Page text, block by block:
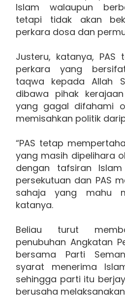
Islam walaupun
tetapi tidak akan
perkara dosa dan
Justeru, katanya, PAS
perkara yang
taqwa kepada Allah
dibawa pihak
yang gagal difahami
memisahkan politik
“PAS tetap
yang masih dipelihara
dengan tafsiran
persekutuan dan PAS
sahaja yang mahu
katanya.
Beliau turut
penubuhan Angkatan
bersama Parti
syarat menerima
sehingga parti itu
berusaha